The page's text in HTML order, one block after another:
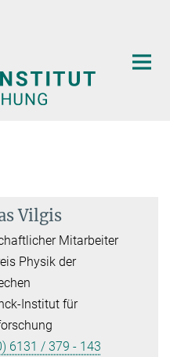
Vilgis
Mitarbeiter
Physik der
Institut für
6131 / 379 - 143